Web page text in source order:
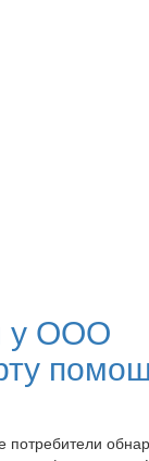
у ООО